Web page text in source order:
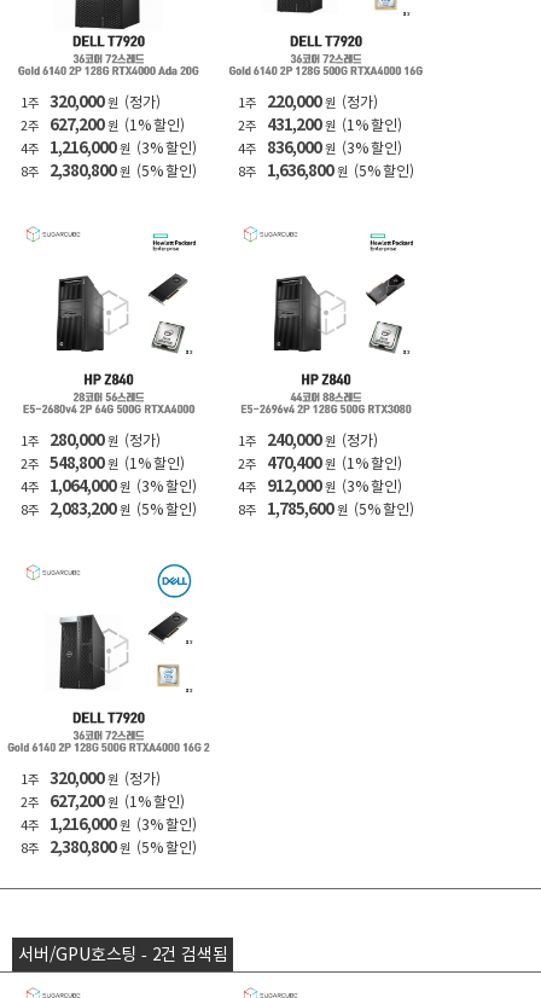
1주 320,000 원 (정가)
2주 627,200 원 (1% 할인)
4주 1,216,000 원 (3% 할인)
8주 2,380,800 원 (5% 할인)
1주 220,000 원 (정가)
2주 431,200 원 (1% 할인)
4주 836,000 원 (3% 할인)
8주 1,636,800 원 (5% 할인)
1주 280,000 원 (정가)
2주 548,800 원 (1% 할인)
4주 1,064,000 원 (3% 할인)
8주 2,083,200 원 (5% 할인)
1주 240,000 원 (정가)
2주 470,400 원 (1% 할인)
4주 912,000 원 (3% 할인)
8주 1,785,600 원 (5% 할인)
1주 320,000 원 (정가)
2주 627,200 원 (1% 할인)
4주 1,216,000 원 (3% 할인)
8주 2,380,800 원 (5% 할인)
서버/GPU호스팅 - 2건 검색됨